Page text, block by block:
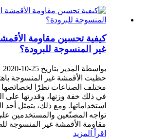
كيفية تحسين مقاومة
غير المنسوجة للبرودة؟
بواسطة المدير بتاريخ 25-10-2020
حظيت الأقمشة غير المنسوجة
مختلف الصناعات نظرًا لخصائصها
في ذلك خفة وزنها، وقدرتها على
استخداماتها. ومع ذلك، يتمثل أحد
تواجه المصنّعين والمستخدمين
مقاومة الأقمشة غير المنسوجة
اقرأ المزيد